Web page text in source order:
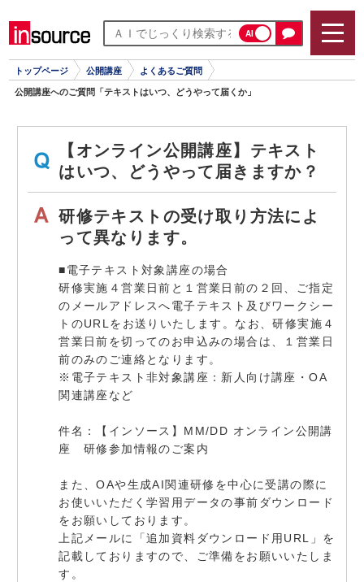
AI
トップページ 公開講座 よくあるご質問
公開講座へのご質問「テキストはいつ、どうやって届くか」
【オンライン公開講座】テキスト
はいつ、どうやって届きますか？
研修テキストの受け取り方法によ
って異なります。
■電子テキスト対象講座の場合
研修実施４営業日前と１営業日前の２回、ご指定
のメールアドレスへ電子テキスト及びワークシー
トのURLをお送りいたします。なお、研修実施４
営業日前を切ってのお申込みの場合は、１営業日
前のみのご連絡となります。
※電子テキスト非対象講座：新人向け講座・OA
関連講座など
件名：【インソース】MM/DD オンライン公開講
座 研修参加情報のご案内
また、OAや生成AI関連研修を中心に受講の際に
お使いいただく学習用データの事前ダウンロード
をお願いしております。
上記メールに「追加資料ダウンロード用URL」を
記載しておりますので、ご準備をお願いいたしま
す。